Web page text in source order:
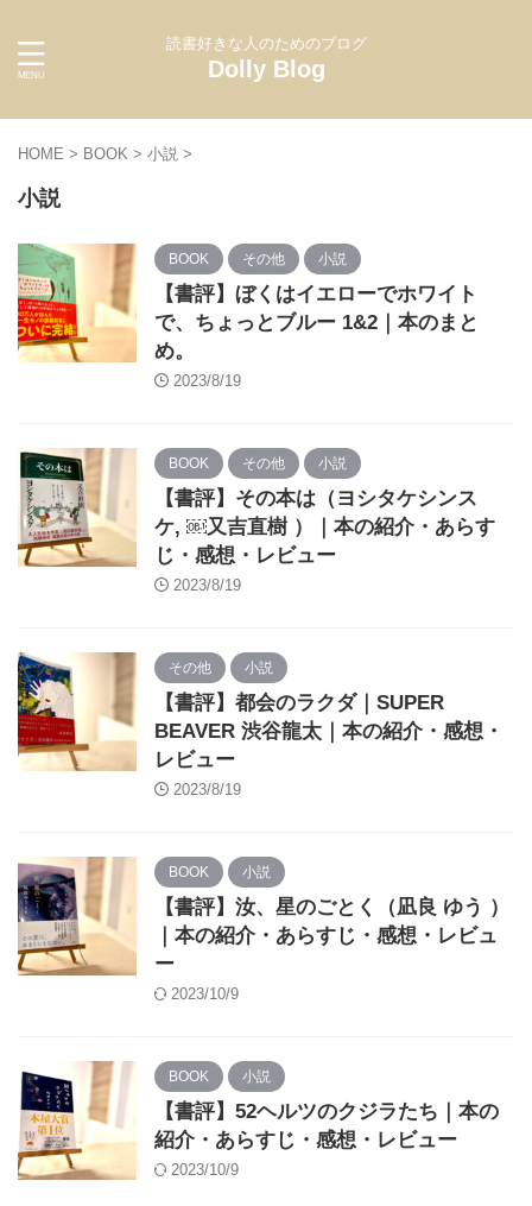
読書好きな人のためのブログ
Dolly Blog
HOME > BOOK > 小説 >
小説
BOOK その他 小説
【書評】ぼくはイエローでホワイト
で、ちょっとブルー 1&2｜本のまと
め。
2023/8/19
BOOK その他 小説
【書評】その本は（ヨシタケシンス
ケ, ￼又吉直樹 ）｜本の紹介・あらす
じ・感想・レビュー
2023/8/19
その他 小説
【書評】都会のラクダ｜SUPER
BEAVER 渋谷龍太｜本の紹介・感想・
レビュー
2023/8/19
BOOK 小説
【書評】汝、星のごとく（凪良 ゆう ）
｜本の紹介・あらすじ・感想・レビュ
ー
2023/10/9
BOOK 小説
【書評】52ヘルツのクジラたち｜本の
紹介・あらすじ・感想・レビュー
2023/10/9